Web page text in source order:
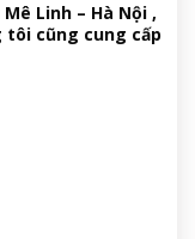
Linh – Hà Nội ,
tôi cũng cung cấp